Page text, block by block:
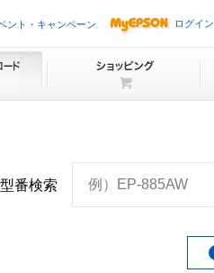
ント・キャンペーン ログイン
型番検索 例）EP-885AW